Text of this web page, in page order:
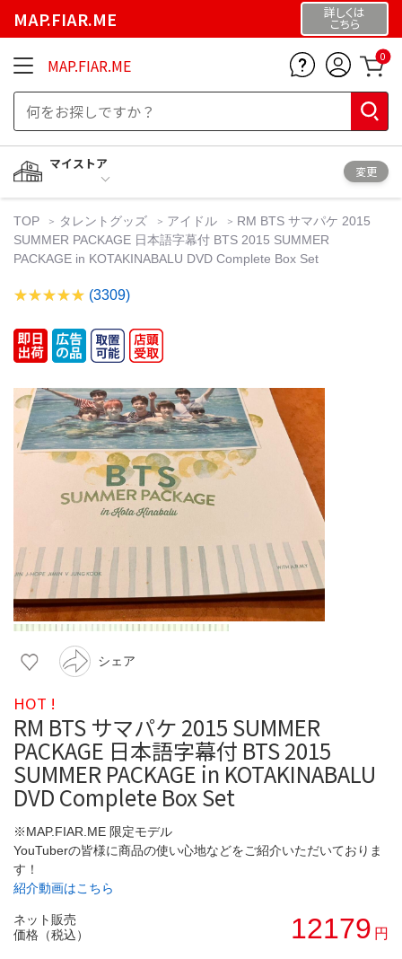
MAP.FIAR.ME 詳しくは
こちら
MAP.FIAR.ME 0
マイストア
変更
TOP タレントグッズ アイドル
RM BTS サマパケ 2015
SUMMER PACKAGE 日本語字幕付 BTS 2015 SUMMER
PACKAGE in KOTAKINABALU DVD Complete Box Set
(3309)
シェア
HOT !
RM BTS サマパケ 2015 SUMMER
PACKAGE 日本語字幕付 BTS 2015
SUMMER PACKAGE in KOTAKINABALU
DVD Complete Box Set
※MAP.FIAR.ME 限定モデル
YouTuberの皆様に商品の使い心地などをご紹介いただいておりま
す！
紹介動画はこちら
ネット販売
価格（税込）
12179 円